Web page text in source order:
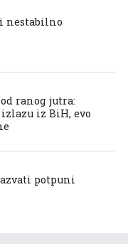
nestabilno
ranog jutra:
iz BiH, evo
potpuni